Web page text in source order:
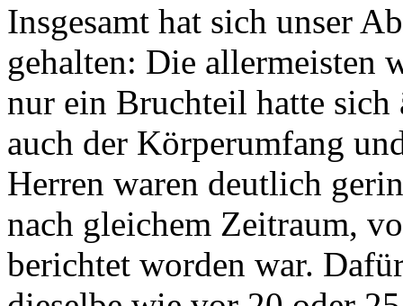
Insgesamt hat sich unser
gehalten: Die allermeisten
nur ein Bruchteil hatte
auch der Körperumfang
Herren waren deutlich
nach gleichem Zeitraum,
berichtet worden war.